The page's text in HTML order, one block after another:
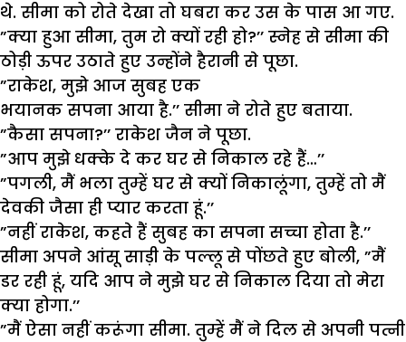
थे. सीमा को रोते देखा तो घबरा कर उस के पास आ गए.
”क्या हुआ सीमा, तुम रो क्यों रही हो?’’ स्नेह से सीमा की
ठोड़ी ऊपर उठाते हुए उन्होंने हैरानी से पूछा.
”राकेश, मुझे आज सुबह एक
भयानक सपना आया है.’’ सीमा ने रोते हुए बताया.
”कैसा सपना?’’ राकेश जैन ने पूछा.
”आप मुझे धक्के दे कर घर से निकाल रहे हैं…’’
”पगली, मैं भला तुम्हें घर से क्यों निकालूंगा, तुम्हें तो मैं
देवकी जैसा ही प्यार करता हूं.’’
”नहीं राकेश, कहते हैं सुबह का सपना सच्चा होता है.’’
सीमा अपने आंसू साड़ी के पल्लू से पोंछते हुए बोली, ”मैं
डर रही हूं, यदि आप ने मुझे घर से निकाल दिया तो मेरा
क्या होगा.’’
”मैं ऐसा नहीं करूंगा सीमा. तुम्हें मैं ने दिल से अपनी पत्नी